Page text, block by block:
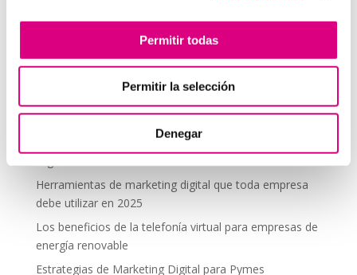
Permitir todas
Permitir la selección
Denegar
Tendencias actuales en marketing y publicidad que
llamadas
Aplicaciones de Inteligencia Artificial para el Marketing
Herramientas de marketing digital que toda empresa
debe utilizar en 2025
Los beneficios de la telefonía virtual para empresas de
energía renovable
Estrategias de Marketing Digital para Pymes